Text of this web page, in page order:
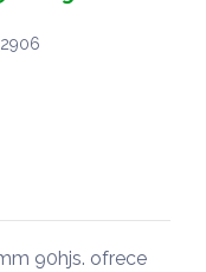
90hjs. ofrece